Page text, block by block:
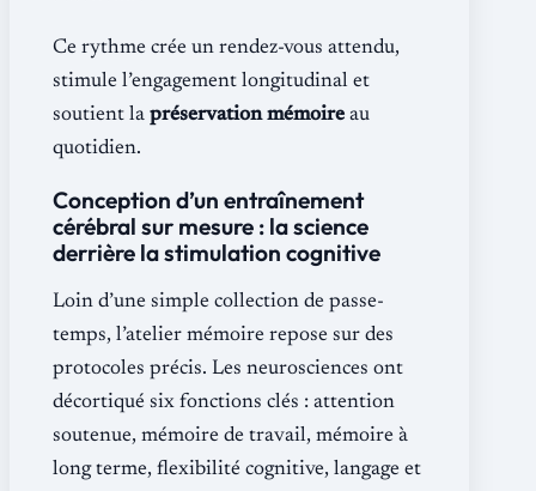
Ce rythme crée un rendez-vous attendu,
stimule l’engagement longitudinal et
soutient la préservation mémoire au
quotidien.
Conception d’un entraînement
cérébral sur mesure : la science
derrière la stimulation cognitive
Loin d’une simple collection de passe-
temps, l’atelier mémoire repose sur des
protocoles précis. Les neurosciences ont
décortiqué six fonctions clés : attention
soutenue, mémoire de travail, mémoire à
long terme, flexibilité cognitive, langage et